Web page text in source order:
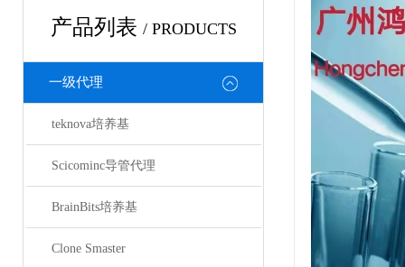
产品列表 / PRODUCTS
一级代理
teknova培养基
Scicominc导管代理
BrainBits培养基
Clone Smaster